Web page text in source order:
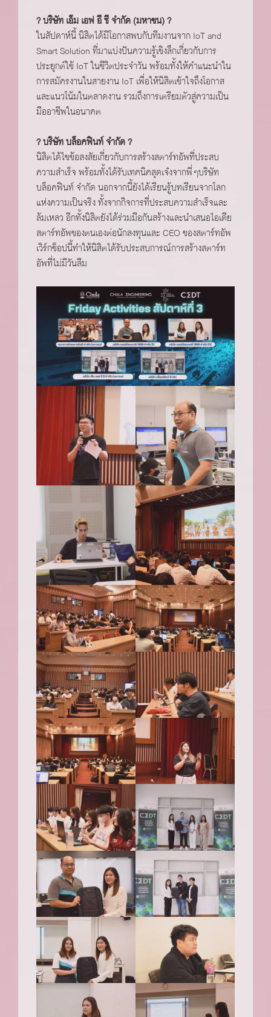
? บริษัท เอ็ม เอฟ อี ซี จำกัด (มหาชน) ?
ในสัปดาห์นี้ นิสิตได้มีโอกาสพบกับทีมงานจาก IoT and
Smart Solution ที่มาแบ่งปันความรู้เชิงลึกเกี่ยวกับการ
ประยุกต์ใช้ IoT ในชีวิตประจำวัน พร้อมทั้งให้คำแนะนำใน
การสมัครงานในสายงาน IoT เพื่อให้นิสิตเข้าใจถึงโอกาส
และแนวโน้มในตลาดงาน รวมถึงการเตรียมตัวสู่ความเป็น
มืออาชีพในอนาคต
? บริษัท บล็อคฟินท์ จำกัด ?
นิสิตได้ไขข้อสงสัยเกี่ยวกับการสร้างสตาร์ทอัพที่ประสบ
ความสำเร็จ พร้อมทั้งได้รับเทคนิคสุดเจ๋งจากพี่ๆบริษัท
บล็อคฟินท์ จำกัด นอกจากนี้ยังได้เรียนรู้บทเรียนจากโลก
แห่งความเป็นจริง ทั้งจากกิจการที่ประสบความสำเร็จและ
ล้มเหลว อีกทั้งนิสิตยังได้ร่วมมือกันสร้างและนำเสนอไอเดีย
สตาร์ทอัพของตนเองต่อนักลงทุนและ CEO ของสตาร์ทอัพ
เวิร์กช็อปนี้ทำให้นิสิตได้รับประสบการณ์การสร้างสตาร์ท
อัพที่ไม่มีวันลืม